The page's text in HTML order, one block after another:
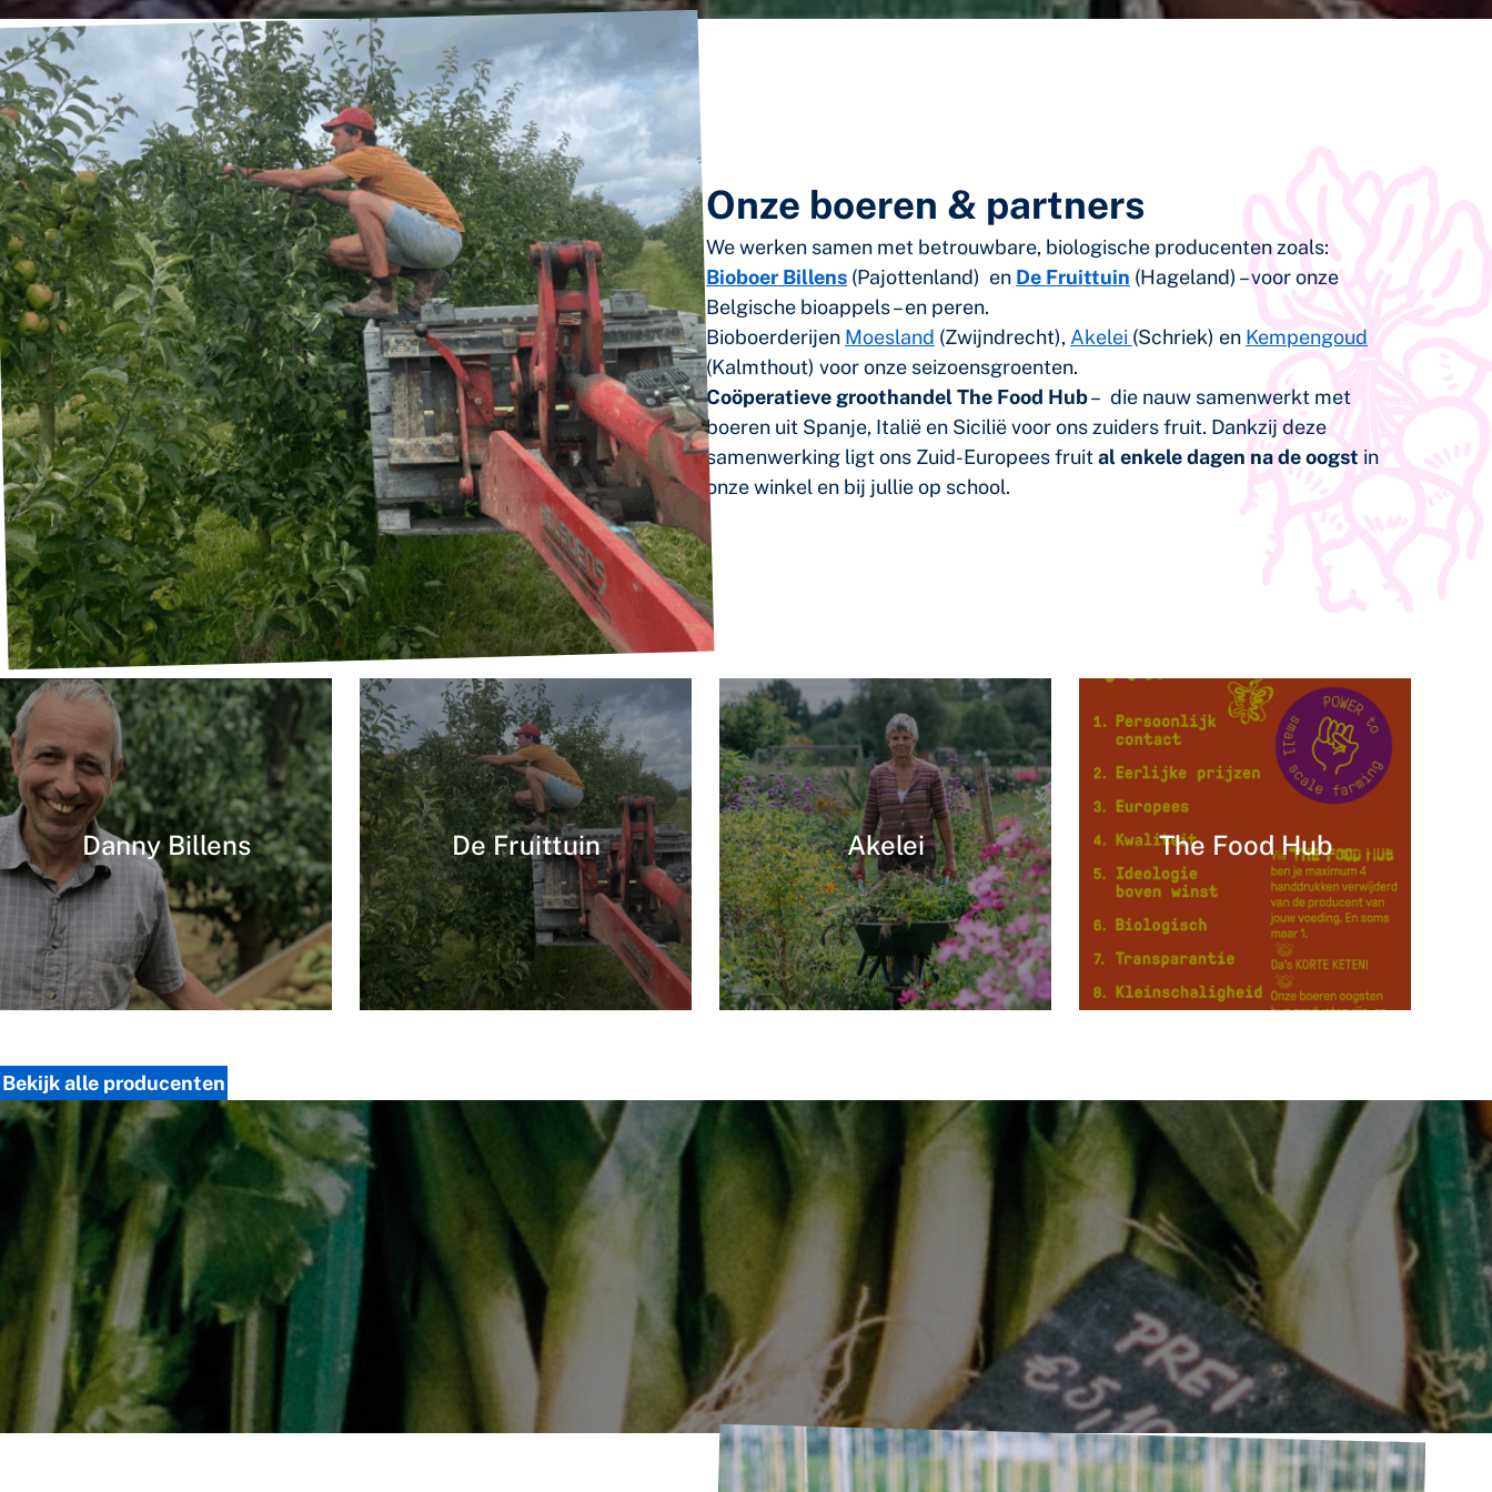
Onze boeren & partners
We werken samen met betrouwbare, biologische producenten zoals:
Bioboer Billens (Pajottenland) en De Fruittuin (Hageland) – voor onze
Belgische bioappels – en peren.
Bioboerderijen Moesland (Zwijndrecht), Akelei (Schriek) en Kempengoud
(Kalmthout) voor onze seizoensgroenten.
Coöperatieve groothandel The Food Hub– die nauw samenwerkt met
boeren uit Spanje, Italië en Sicilië voor ons zuiders fruit. Dankzij deze
samenwerking ligt ons Zuid-Europees fruital enkele dagen na de oogst in
onze winkel en bij jullie op school.
Danny Billens De Fruittuin Akelei The Food Hub
Bekijk alle producenten